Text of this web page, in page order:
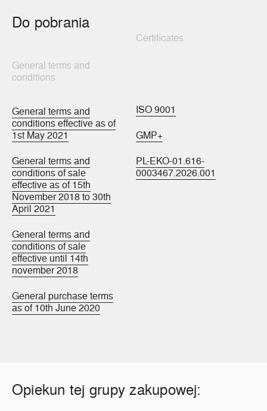
Do pobrania
General terms and
conditions
General terms and
conditions effective as of
1st May 2021
General terms and
conditions of sale
effective as of 15th
November 2018 to 30th
April 2021
General terms and
conditions of sale
effective until 14th
november 2018
General purchase terms
as of 10th June 2020
Certificates
ISO 9001
GMP+
PL-EKO-01.616-
0003467.2026.001
Opiekun tej grupy zakupowej: